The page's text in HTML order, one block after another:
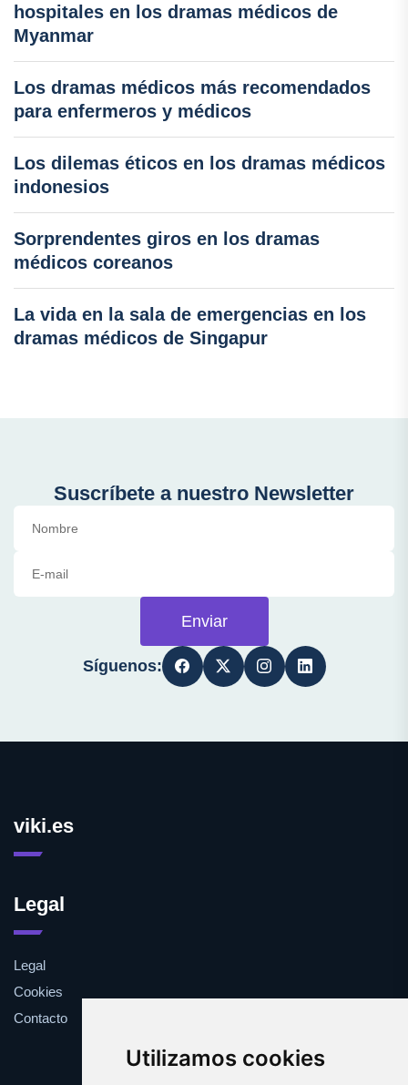
Utilizamos cookies
hospitales en los dramas médicos de
Myanmar
Los dramas médicos más recomendados
para enfermeros y médicos
Los dilemas éticos en los dramas médicos
indonesios
Sorprendentes giros en los dramas
médicos coreanos
La vida en la sala de emergencias en los
dramas médicos de Singapur
Suscríbete a nuestro Newsletter
Enviar
Síguenos:
viki.es
Legal
Legal
Cookies
Contacto